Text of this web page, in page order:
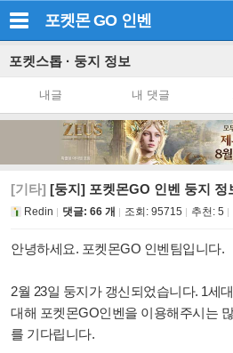
포켓몬 GO 인벤
포켓스톱 · 둥지 정보
내글 내 댓글
[기타] [둥지] 포켓몬GO 인벤 둥지 정
Redin 댓글: 66 개 조회: 95715 추천: 5
안녕하세요. 포켓몬GO 인벤팀입니다.
2월 23일 둥지가 갱신되었습니다. 1세
대해 포켓몬GO인벤을 이용해주시는
를 기다립니다.